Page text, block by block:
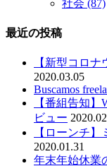
社会 (87)
最近の投稿
【新型コロ
2020.03.05
Buscamos
【番組告知
ビュー
【ローンチ】
2020.01.31
年末年始休業